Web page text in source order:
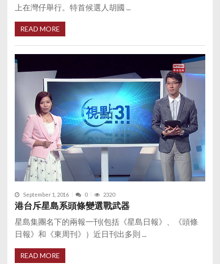
上在灣仔舉行。特首候選人胡國 ...
READ MORE
September 1, 2016 0 2320
港台斥星島系頭條變選戰武器
星島集團名下的兩報一刊(包括《星島日報》、《頭條
日報》和《東周刊》）近日刊出多則 ...
READ MORE